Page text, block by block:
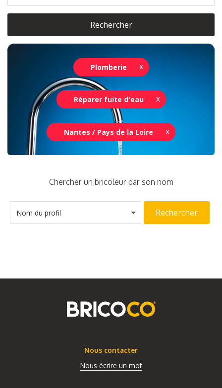
Plomberie
Réparer fuite d'eau
Nantes / Pays de la Loire
Rechercher
Chercher un bricoleur par son nom
Nom du profil Rechercher
Nous contacter
Nous écrire un mot